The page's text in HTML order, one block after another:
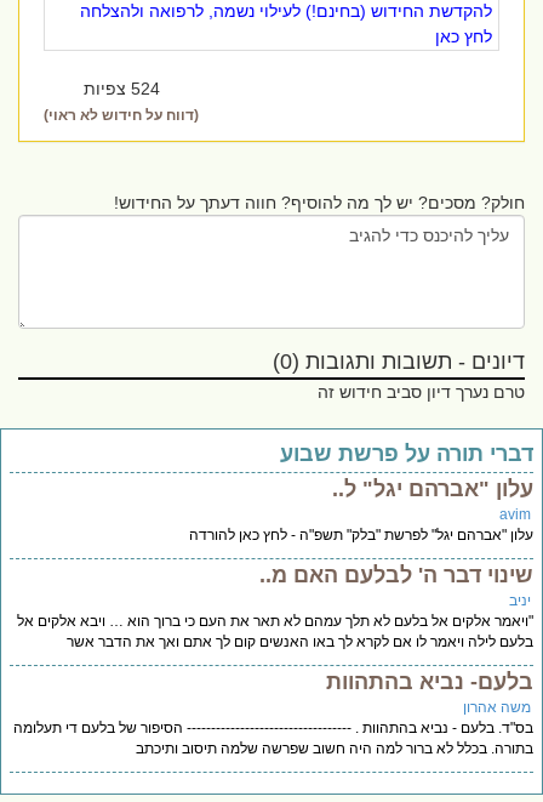
להקדשת החידוש (בחינם!) לעילוי נשמה, לרפואה ולהצלחה
לחץ כאן
524 צפיות
(דווח על חידוש לא ראוי)
חולק? מסכים? יש לך מה להוסיף? חווה דעתך על החידוש!
דיונים - תשובות ותגובות (0)
טרם נערך דיון סביב חידוש זה
תורה על פרשת שבוע
"אברהם יגל" ל..
"אברהם יגל" לפרשת "בלק" תשפ"ה - לחץ כאן להורדה
דבר ה' לבלעם האם מ..
אלקים אל בלעם לא תלך עמהם לא תאר את העם כי ברוך הוא … ויבא אלקים אל
לילה ויאמר לו אם לקרא לך באו האנשים קום לך אתם ואך את הדבר אשר
נביא בהתהוות
אהרון
בלעם - נביא בהתהוות . ---------------------------------- הסיפור של בלעם די תעלומה
בכלל לא ברור למה היה חשוב שפרשה שלמה תיסוב ותיכתב